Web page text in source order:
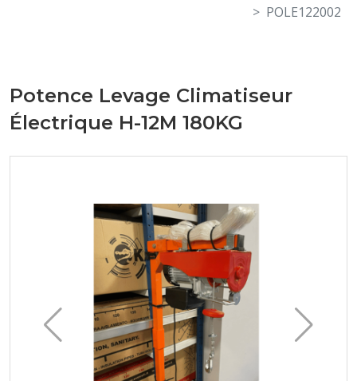
POLE122002
Potence Levage Climatiseur
Électrique H-12M 180KG